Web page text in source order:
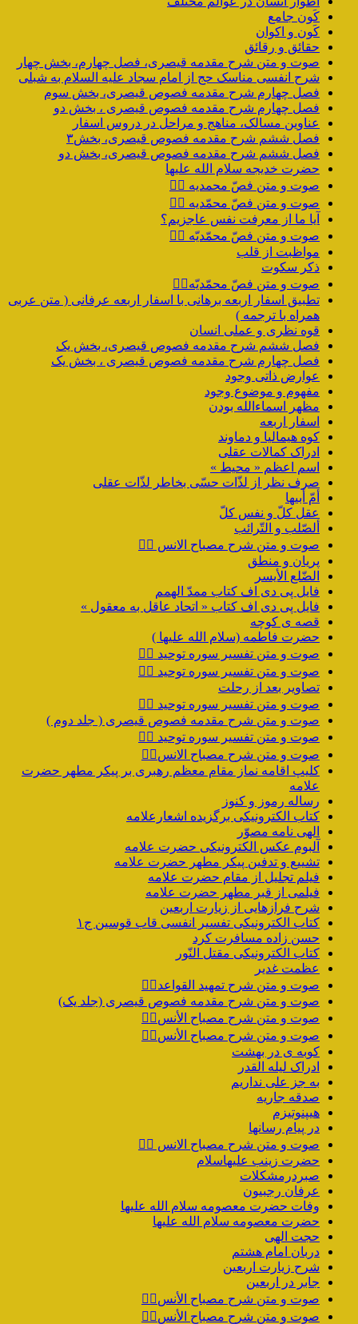
کَون جامع
کَون و اکوان
حقائق و رقائق
صوت و متن شرح مقدمه قیصری، فصل چهارم، بخش چهار
شرح انفسی مناسک حج از امام سجاد علیه السلام به شبلی
فصل چهارم شرح مقدمه فصوص قیصری، بخش سوم
فصل چهارم شرح مقدمه فصوص قیصری ، بخش دو
عناوین مسالک، مناهج و مراحل در دروس اسفار
فصل ششم شرح مقدمه فصوص قیصری، بخش۳
فصل ششم شرح مقدمه فصوص قیصری، بخش دو
حضرت خدیجه سلام الله علیها
صوت و متن فصّ محمدیه ۴️⃣
صوت و متن فصّ محمّدیه ۳️⃣
آیا ما از معرفت نفس عاجزیم؟
صوت و متن فصّ محمّدیّه ۲️⃣
مواظبت از قلب
ذکر سکوت
صوت و متن فصّ محمّدیّه۱️⃣
تطبیق اسفار اربعه برهانی با اسفار اربعه عرفانی ( متن عربی
همراه با ترجمه )
قوه نظری و عملی انسان
فصل ششم شرح مقدمه فصوص قیصری، بخش یک
فصل چهارم شرح مقدمه فصوص قیصری ، بخش یک
عوارض ذاتی وجود
مفهوم و موضوع وجود
مظهر اسماءالله بودن
اسفار اربعه
کوه هیمالیا و دماوند
ادراک کمالات عقلی
اسم اعظم « محیط »
صرف نظر از لذّات حسّی بخاطر لذّات عقلی
أمّ أبیها
عقل کلّ و نفس کلّ
ألصّلب و التّرائب
صوت و متن شرح مصباح الانس ۹️⃣
پریان و منطق
الضّلع الأیسر
فایل پی دی اف کتاب ممدّ الهمم
فایل پی دی اف کتاب « اتحاد عاقل به معقول »
قصه ی کوچه
حضرت فاطمه (سلام الله علیها )
صوت و متن تفسیر سوره توحید ۴️⃣
صوت و متن تفسیر سوره توحید ۳️⃣
تصاویر بعد از رحلت
صوت و متن تفسیر سوره توحید ۲️⃣
صوت و متن شرح مقدمه فصوص قیصری ( جلد دوم )
صوت و متن تفسیر سوره توحید ۱️⃣
صوت و متن شرح مصباح الانس۸⃣
کلیپ اقامه نماز مقام معظم رهبری بر پیکر مطهر حضرت
علامه
رساله رموز و کنوز
کتاب الکترونیکی برگزیده اشعارعلامه
الهی نامه مصوّر
آلبوم عکس الکترونیکی حضرت علامه
تشییع و تدفین پیکر مطهر حضرت علامه
فیلم تجلیل از مقام حضرت علامه
فیلمی از قبر مطهر حضرت علامه
شرح فرازهایی از زیارت اربعین
کتاب الکترونیکی تفسیر انفسی قاب قوسین ج۱
حسن زاده مسافرت کرد
کتاب الکترونیکی مقتل النّور
عظمت غدیر
صوت و متن شرح تمهید القواعد۱️⃣
صوت و متن شرح مقدمه فصوص قیصری (جلد یک)
صوت و متن شرح مصباح الأنس۷️⃣
صوت و متن شرح مصباح الأنس۶️⃣
کوبه ی در بهشت
ادراک لیله القدر
به جز علی نداریم
صدقه جاریه
هیپنوتیزم
در پیام رسانها
صوت و متن شرح مصباح الانس ۵️⃣
حضرت زینب علیهاسلام
صبردرمشکلات
عرفان رجبیون
وفات حضرت معصومه سلام الله علیها
حضرت معصومه سلام الله علیها
حجت الهی
دربان امام هشتم
شرح زیارت اربعین
جابر در اربعین
صوت و متن شرح مصباح الأنس۴️⃣
صوت و متن شرح مصباح الأنس۳️⃣